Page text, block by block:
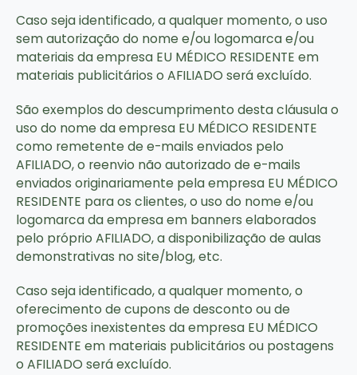
Caso seja identificado, a qualquer momento, o uso
sem autorização do nome e/ou logomarca e/ou
materiais da empresa EU MÉDICO RESIDENTE em
materiais publicitários o AFILIADO será excluído.
São exemplos do descumprimento desta cláusula o
uso do nome da empresa EU MÉDICO RESIDENTE
como remetente de e-mails enviados pelo
AFILIADO, o reenvio não autorizado de e-mails
enviados originariamente pela empresa EU MÉDICO
RESIDENTE para os clientes, o uso do nome e/ou
logomarca da empresa em banners elaborados
pelo próprio AFILIADO, a disponibilização de aulas
demonstrativas no site/blog, etc.
Caso seja identificado, a qualquer momento, o
oferecimento de cupons de desconto ou de
promoções inexistentes da empresa EU MÉDICO
RESIDENTE em materiais publicitários ou postagens
o AFILIADO será excluído.